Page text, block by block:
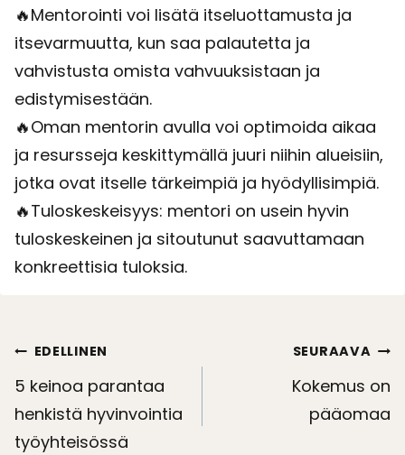
🔥Mentorointi voi lisätä itseluottamusta ja
itsevarmuutta, kun saa palautetta ja
vahvistusta omista vahvuuksistaan ja
edistymisestään.
🔥Oman mentorin avulla voi optimoida aikaa
ja resursseja keskittymällä juuri niihin alueisiin,
jotka ovat itselle tärkeimpiä ja hyödyllisimpiä.
🔥Tuloskeskeisyys: mentori on usein hyvin
tuloskeskeinen ja sitoutunut saavuttamaan
konkreettisia tuloksia.
Artikkelien
selaus
EDELLINEN
5 keinoa parantaa
henkistä hyvinvointia
työyhteisössä
SEURAAVA
Kokemus on
pääomaa